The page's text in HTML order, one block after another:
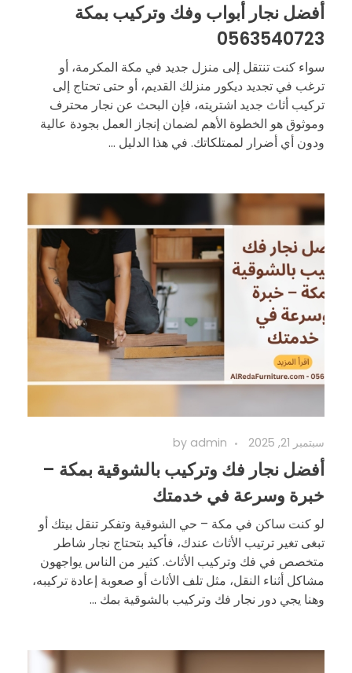
أفضل نجار أبواب وفك وتركيب بمكة
0563540723
سواء كنت تنتقل إلى منزل جديد في مكة المكرمة، أو
ترغب في تجديد ديكور منزلك القديم، أو حتى تحتاج إلى
تركيب أثاث جديد اشتريته، فإن البحث عن نجار محترف
وموثوق هو الخطوة الأهم لضمان إنجاز العمل بجودة عالية
ودون أي أضرار لممتلكاتك. في هذا الدليل ...
سبتمبر 21, 2025 by admin
أفضل نجار فك وتركيب بالشوقية بمكة –
خبرة وسرعة في خدمتك
لو كنت ساكن في مكة – حي الشوقية وتفكر تنقل بيتك أو
تبغى تغير ترتيب الأثاث عندك، فأكيد بتحتاج نجار شاطر
متخصص في فك وتركيب الأثاث. كثير من الناس يواجهون
مشاكل أثناء النقل، مثل تلف الأثاث أو صعوبة إعادة تركيبه،
وهنا يجي دور نجار فك وتركيب بالشوقية بمك ...